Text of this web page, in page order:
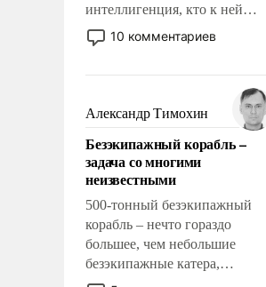
интеллигенция, кто к ней
принадлежит, а кого из неё
исключили с правом
чем она отличается от просто
образованных людей. Иногда
казалось, что эти вопросы
решены раз и навсегда, но –
нет, не решены.
10 комментариев
Александр Тимохин
Безэкипажный корабль –
задача со многими
неизвестными
500-тонный безэкипажный
корабль – нечто гораздо
большее, чем небольшие
безэкипажные катера,
применение которых уже